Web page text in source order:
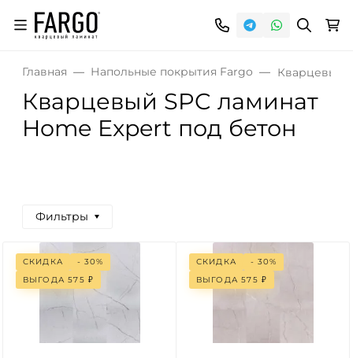
Главная Напольные покрытия Fargo Кварцевый
Кварцевый SPC ламинат
Home Expert под бетон
Фильтры
СКИДКА
- 30%
ВЫГОДА575 ₽
СКИДКА
- 30%
ВЫГОДА575 ₽